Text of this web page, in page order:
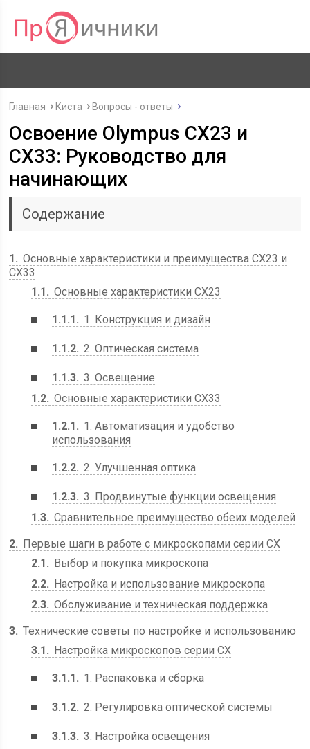
Главная Киста Вопросы - ответы
Освоение Olympus CX23 и
CX33: Руководство для
начинающих
Содержание
1
Основные характеристики и преимущества CX23 и
CX33
1.1
Основные характеристики CX23
1.1.1 1. Конструкция и дизайн
1.1.2 2. Оптическая система
1.1.3 3. Освещение
1.2 Основные характеристики CX33
1.2.1
1. Автоматизация и удобство
использования
1.2.2 2. Улучшенная оптика
1.2.3 3. Продвинутые функции освещения
1.3 Сравнительное преимущество обеих моделей
2
Первые шаги в работе с микроскопами серии CX
2.1
Выбор и покупка микроскопа
2.2
Настройка и использование микроскопа
2.3 Обслуживание и техническая поддержка
3 Технические советы по настройке и использованию
3.1
Настройка микроскопов серии CX
3.1.1 1. Распаковка и сборка
3.1.2 2. Регулировка оптической системы
3.1.3 3. Настройка освещения